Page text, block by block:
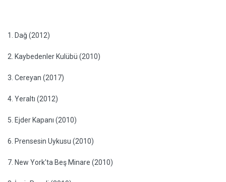
1. Dağ (2012)
2. Kaybedenler Kulübü (2010)
3. Cereyan (2017)
4. Yeraltı (2012)
5. Ejder Kapanı (2010)
6. Prensesin Uykusu (2010)
7. New York'ta Beş Minare (2010)